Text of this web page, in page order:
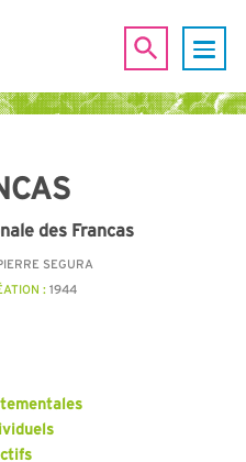
des Francas
SEGURA
:1944